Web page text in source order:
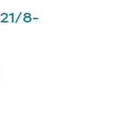
8-